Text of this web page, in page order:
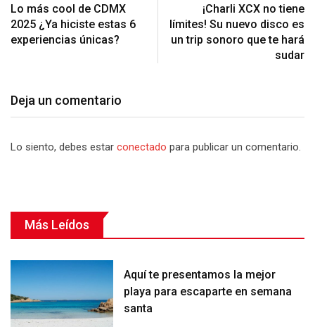
Lo más cool de CDMX
2025 ¿Ya hiciste estas 6
experiencias únicas?
¡Charli XCX no tiene
límites! Su nuevo disco es
un trip sonoro que te hará
sudar
Deja un comentario
Lo siento, debes estar conectado para publicar un comentario.
Más Leídos
Aquí te presentamos la mejor
playa para escaparte en semana
santa